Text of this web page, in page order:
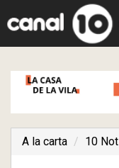
A la carta 10